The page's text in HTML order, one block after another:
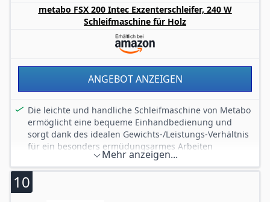
metabo FSX 200 Intec Exzenterschleifer, 240 W
Schleifmaschine für Holz
ANGEBOT ANZEIGEN
Die leichte und handliche Schleifmaschine von Metabo
ermöglicht eine bequeme Einhandbedienung und
sorgt dank des idealen Gewichts-/Leistungs-Verhältnis
für ein besonders ermüdungsarmes Arbeiten
Der Griffbereich verfügt über eine rutschfeste Softgrip-
Oberfläche, die sicheren Halt und Komfort bietet - für
eine angenehme und präzise Bedienung des Schleif-
Werkzeugs
Mehr anzeigen...
10